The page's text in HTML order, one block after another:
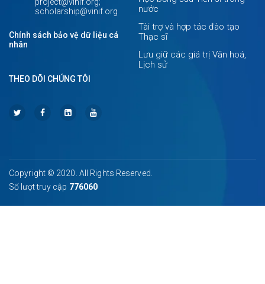
scholarship@vinif.org
Chính sách bảo vệ dữ liệu cá
nhân
nước
Tài trợ và hợp tác đào tạo
Thạc sĩ
Lưu giữ các giá trị Văn hoá,
Lịch sử
THEO DÕI CHÚNG TÔI
Copyright © 2020. All Rights Reserved.
Số lượt truy cập 776060